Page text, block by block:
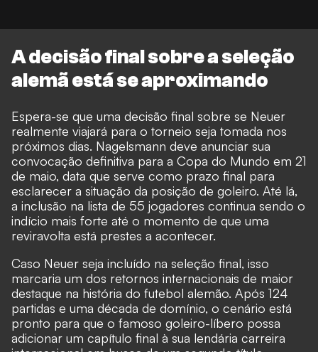
A decisão final sobre a seleção
alemã está se aproximando
Espera-se que uma decisão final sobre se Neuer
realmente viajará para o torneio seja tomada nos
próximos dias. Nagelsmann deve anunciar sua
convocação definitiva para a Copa do Mundo em 21
de maio, data que serve como prazo final para
esclarecer a situação da posição de goleiro. Até lá,
a inclusão na lista de 55 jogadores continua sendo o
indício mais forte até o momento de que uma
reviravolta está prestes a acontecer.
Caso Neuer seja incluído na seleção final, isso
marcaria um dos retornos internacionais de maior
destaque na história do futebol alemão. Após 124
partidas e uma década de domínio, o cenário está
pronto para que o famoso goleiro-líbero possa
adicionar um capítulo final à sua lendária carreira